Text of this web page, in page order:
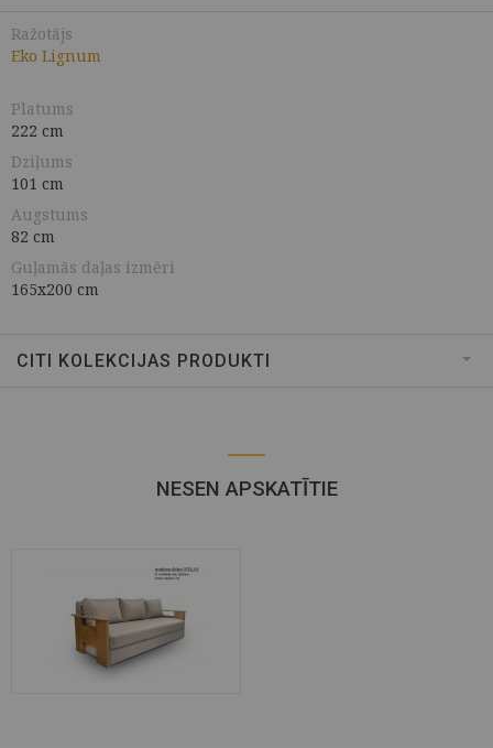
Ražotājs
Eko Lignum
Platums
222 cm
Dziļums
101 cm
Augstums
82 cm
Guļamās daļas izmēri
165x200 cm
CITI KOLEKCIJAS PRODUKTI
NESEN APSKATĪTIE